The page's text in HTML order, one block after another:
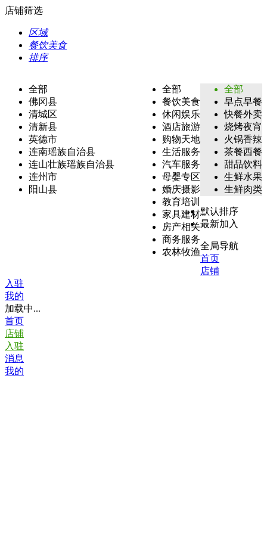
店铺筛选
区域
餐饮美食
排序
全部
佛冈县
清城区
清新县
英德市
连南瑶族自治县
连山壮族瑶族自治县
连州市
阳山县
全部
餐饮美食
休闲娱乐
酒店旅游
购物天地
生活服务
汽车服务
母婴专区
婚庆摄影
教育培训
家具建材
房产相关
商务服务
农林牧渔
全部
早点早餐
快餐外卖
烧烤夜宵
火锅香辣
茶餐西餐
甜品饮料
生鲜水果
生鲜肉类
默认排序
最新加入
全局导航
首页
店铺
入驻
我的
加载中...
首页
店铺
入驻
消息
我的